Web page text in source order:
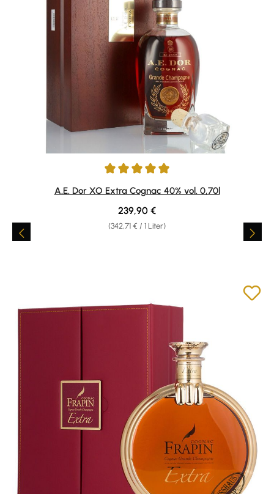
Durchschnittliche Bewertung von 5 von 5 Sternen
A.E. Dor XO Extra Cognac 40% vol. 0,70l
(342,71 € / 1 Liter)
Regulärer Preis:
239,90 €